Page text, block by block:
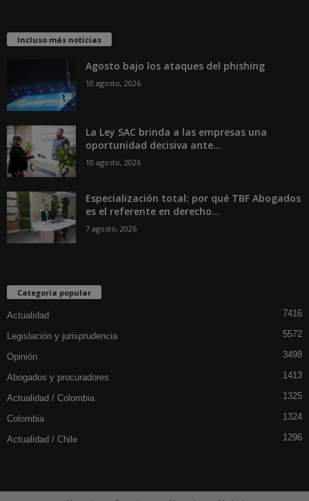
Incluso más noticias
Agosto bajo los ataques del phishing
10 agosto, 2026
La Ley SAC brinda a las empresas una
oportunidad decisiva ante...
10 agosto, 2026
Especialización total: por qué TBF Abogados
es el referente en derecho...
7 agosto, 2026
Categoría popular
Actualidad 7416
Legislación y jurisprudencia 5572
Opinión 3498
Abogados y procuradores 1413
Actualidad / Colombia 1325
Colombia 1324
Actualidad / Chile 1296